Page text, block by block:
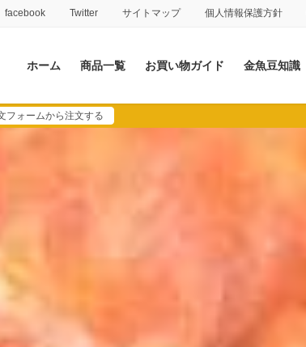
facebook Twitter サイトマップ 個人情報保護方針
ホーム 商品一覧 お買い物ガイド 金魚豆知識
フォームから注文する